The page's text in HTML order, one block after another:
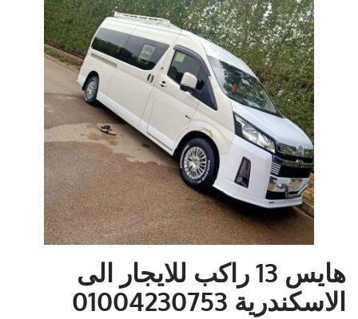
هايس 13 راكب للايجار الى
الاسكندرية 01004230753